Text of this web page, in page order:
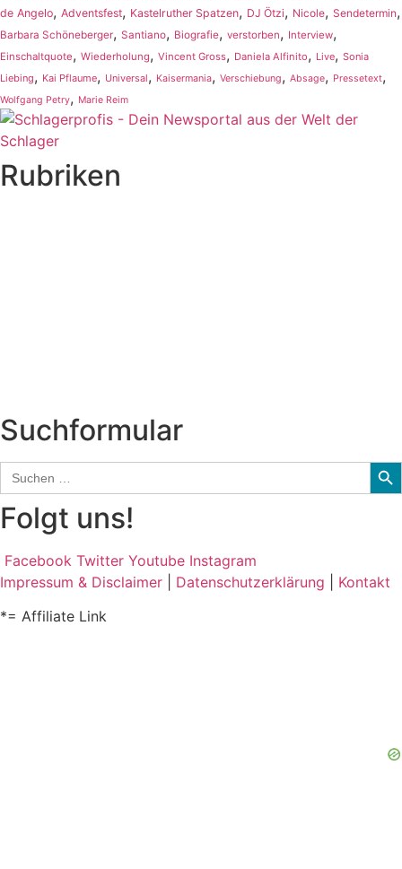
de Angelo, Adventsfest, Kastelruther Spatzen, DJ Ötzi, Nicole, Sendetermin,
Barbara Schöneberger, Santiano, Biografie, verstorben, Interview,
Einschaltquote, Wiederholung, Vincent Gross, Daniela Alfinito, Live, Sonia
Liebing, Kai Pflaume, Universal, Kaisermania, Verschiebung, Absage, Pressetext,
Wolfgang Petry, Marie Reim
Rubriken
Suchformular
Search
for:
Folgt uns!
Facebook Twitter Youtube Instagram
Impressum & Disclaimer
Datenschutzerklärung
Kontakt
*= Affiliate Link